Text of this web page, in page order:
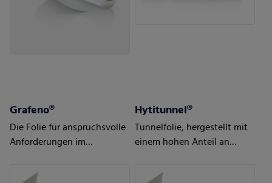
Grafeno®
Die Folie für anspruchsvolle
Anforderungen im
Hytitunnel®
Tunnelfolie, hergestellt mit
einem hohen Anteil an
Produktionsabfällen